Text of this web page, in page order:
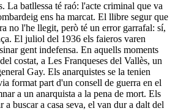
La batllessa té raó: l'acte criminal que va
ens ha marcat. El llibre segur que
no l'he llegit, però té un error garrafal: sí,
El juliol del 1936 els faieros varen
gent indefensa. En aquells moments
costat, a Les Franqueses del Vallès, un
Gay. Els anarquistes se la tenien
format part d'un consell de guerra en el
a un anarquista a la pena de mort. Els
a buscar a casa seva, el van dur a dalt del